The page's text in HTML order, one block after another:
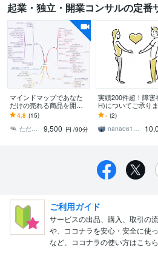
起業・独立・開業コンサルの定番
マインドマップであなた
だけの売れる商品を開発
します 起業・副業に必須
な商品作り専門コーチが
９０分でコンセプト作り
4.8 (15)
ただひろ 思考の片づけ専門コーチ
9,500 円 /90分
実績200件超！障害
H)についてご承りま
設〜運営までひとつ
つ丁寧にお答えいた
す
- (2)
nana0612po
ご利用ガイド
サービスの出品、購入、取引の
や、ココナラを安心・安全に使
など、ココナラの使い方はこちら